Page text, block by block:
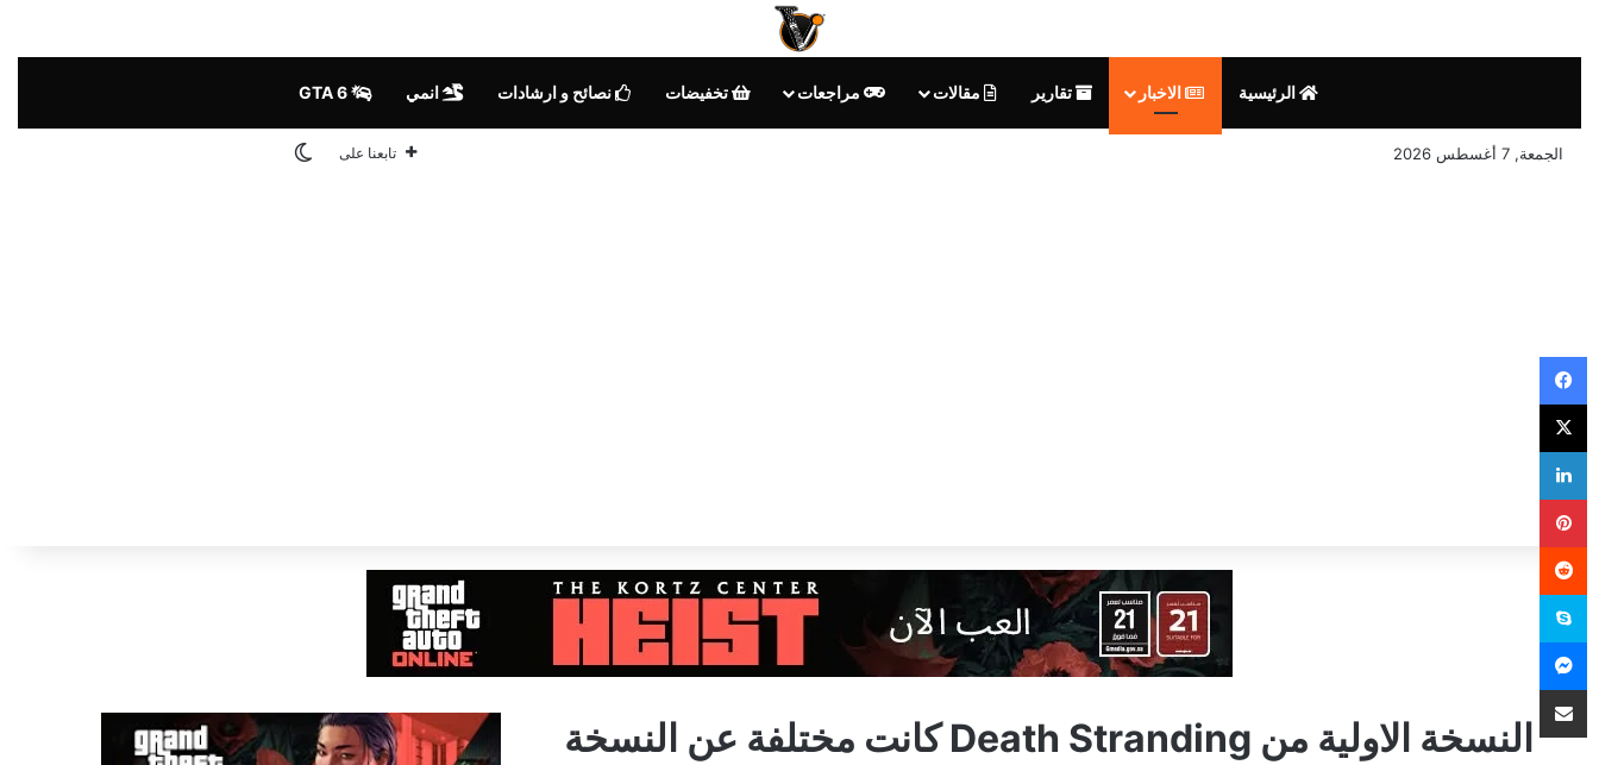
الرئيسية الاخبار تقارير مقالات مراجعات تخفيضات نصائح و ارشادات انمي
الجمعة, 7 أغسطس 2026 تابعنا على الوضع المظلم
النسخة الاولية من Death Stranding كانت مختلفة عن النسخة
فيسبوك
‫X
لينكدإن
بينتيريست
سكايب
ماسنجر
مشاركة عبر البريد